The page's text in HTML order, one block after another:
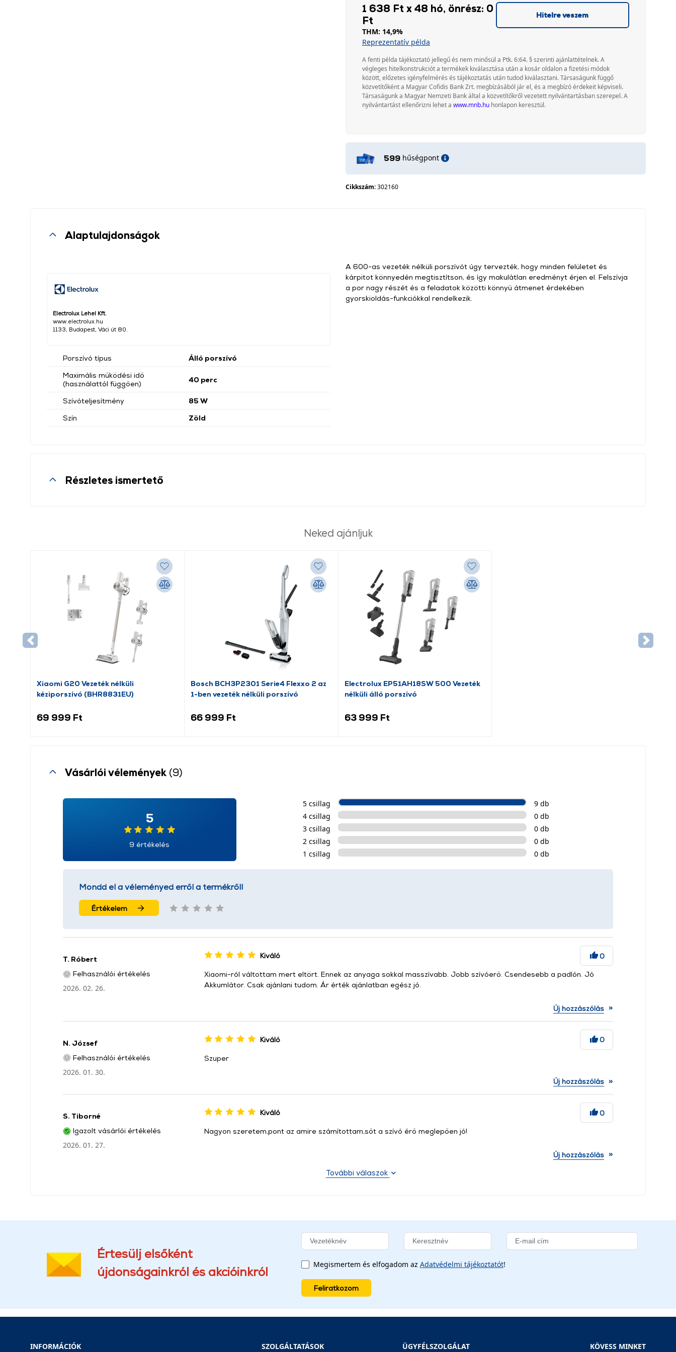
1 638 Ft x 48 hó, önrész: 0
Ft
THM: 14,9%
Reprezentatív példa
Hitelre veszem
A fenti példa tájékoztató jellegű és nem minősül a Ptk. 6:64. § szerinti ajánlattételnek. A
végleges hitelkonstrukciót a termékek kiválasztása után a kosár oldalon a fizetési módok
között, előzetes igényfelmérés és tájékoztatás után tudod kiválasztani. Társaságunk függő
közvetítőként a Magyar Cofidis Bank Zrt. megbízásából jár el, és a megbízó érdekeit képviseli.
Társaságunk a Magyar Nemzeti Bank által a közvetítőkről vezetett nyilvántartásban szerepel. A
nyilvántartást ellenőrizni lehet a www.mnb.hu honlapon keresztül.
599 hűségpont
Cikkszám:302160
Alaptulajdonságok
Electrolux Lehel Kft.
www.electrolux.hu
1133, Budapest, Váci út 80.
Porszívó típus
Álló porszívó
Maximális működési idő
(használattól függően)
40 perc
Szívóteljesítmény
85 W
Szín
Zöld
A 600-as vezeték nélküli porszívót úgy tervezték, hogy minden felületet és
kárpitot könnyedén megtisztítson, és így makulátlan eredményt érjen el. Felszívja
a por nagy részét és a feladatok közötti könnyű átmenet érdekében
gyorskioldás-funkciókkal rendelkezik.
Részletes ismertető
Neked ajánljuk
Xiaomi G20 Vezeték nélküli
kéziporszívó (BHR8831EU)
69 999 Ft
Bosch BCH3P2301 Serie4 Flexxo 2 az
1-ben vezeték nélküli porszívó
66 999 Ft
Electrolux EP51AH18SW 500 Vezeték
nélküli álló porszívó
63 999 Ft
Vásárlói vélemények (9)
5
9 értékelés
5 csillag
9 db
4 csillag
0 db
3 csillag
0 db
2 csillag
0 db
1 csillag
0 db
Mondd el a véleményed erről a termékről!
Értékelem
T. Róbert
Felhasználói értékelés
2026. 02. 26.
Kiváló 0
Xiaomi-ról váltottam mert eltört. Ennek az anyaga sokkal masszívabb. Jobb szívóerő. Csendesebb a padlón. Jó
Akkumlátor. Csak ajánlani tudom. Ár érték ajánlatban egész jó.
Új hozzászólás »
N. József
Felhasználói értékelés
2026. 01. 30.
Kiváló 0
Szuper
Új hozzászólás »
S. Tiborné
Igazolt vásárlói értékelés
2026. 01. 27.
Kiváló 0
Nagyon szeretem,pont az amire számítottam,sőt a szívó érő meglepően jó!
Új hozzászólás »
További válaszok
Értesülj elsőként
újdonságainkról és akcióinkról
Megismertem és elfogadom az Adatvédelmi tájékoztatót!
Feliratkozom
INFORMÁCIÓK SZOLGÁLTATÁSOK ÜGYFÉLSZOLGÁLAT KÖVESS MINKET